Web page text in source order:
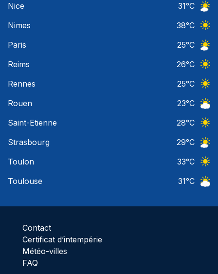
Nice
31°C
Nimes
38°C
Paris
25°C
Reims
26°C
Rennes
25°C
Rouen
23°C
Saint-Etienne
28°C
Strasbourg
29°C
Toulon
33°C
Toulouse
31°C
Contact
Certificat d’intempérie
Météo-villes
FAQ